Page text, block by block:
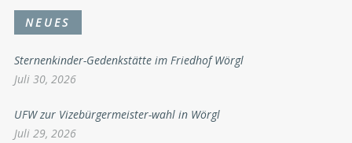
NEUES
Sternenkinder-Gedenkstätte im Friedhof Wörgl
Juli 30, 2026
UFW zur Vizebürgermeister-wahl in Wörgl
Juli 29, 2026